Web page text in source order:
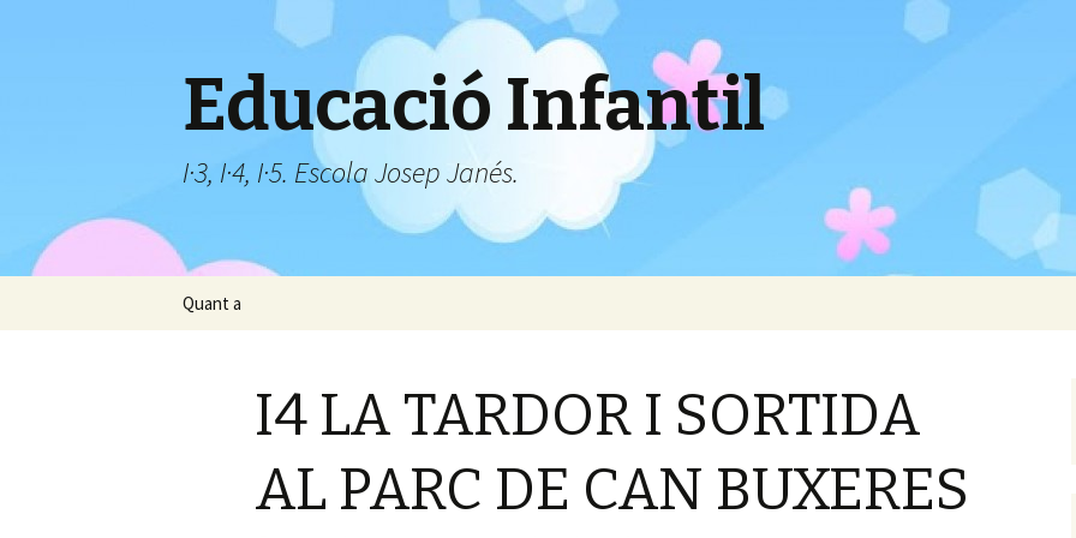
Educació Infantil
I·3, I·4, I·5. Escola Josep Janés.
Vés
Quant a
I4 LA TARDOR I SORTIDA
AL PARC DE CAN BUXERES